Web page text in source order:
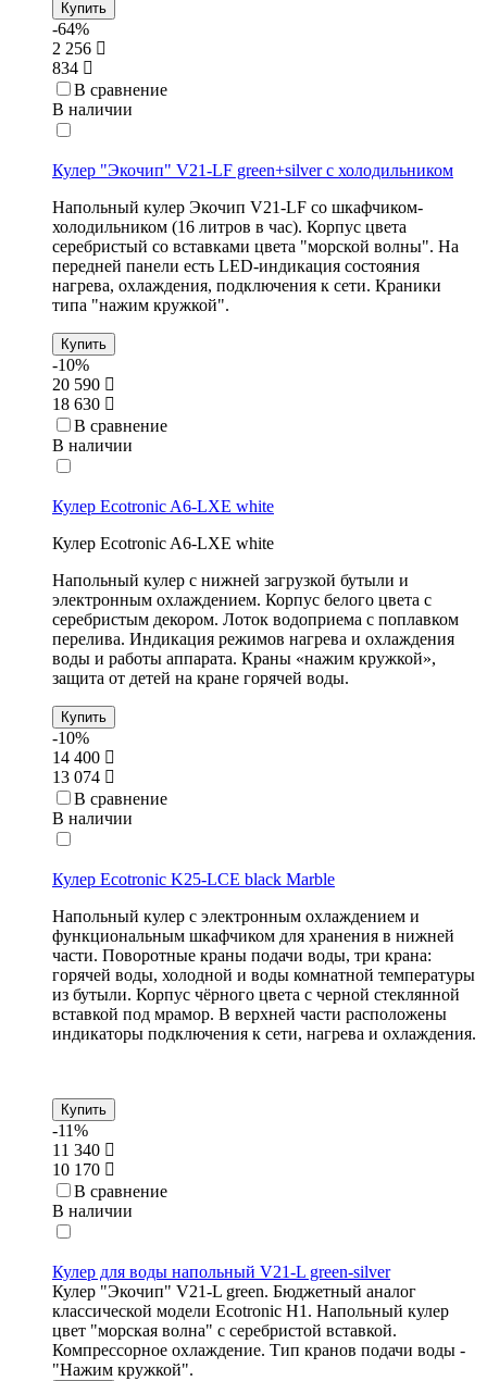
Купить
-64%
2 256
834
В сравнение
В наличии
Кулер "Экочип" V21-LF green+silver c холодильником
Напольный кулер Экочип V21-LF со шкафчиком-
холодильником (16 литров в час). Корпус цвета
серебристый со вставками цвета "морской волны". На
передней панели есть LED-индикация состояния
нагрева, охлаждения, подключения к сети. Краники
типа "нажим кружкой".
Купить
-10%
20 590
18 630
В сравнение
В наличии
Кулер Ecotronic A6-LXE white
Кулер Ecotronic A6-LXE white
Напольный кулер с нижней загрузкой бутыли и
электронным охлаждением. Корпус белого цвета с
серебристым декором. Лоток водоприема с поплавком
перелива. Индикация режимов нагрева и охлаждения
воды и работы аппарата. Краны «нажим кружкой»,
защита от детей на кране горячей воды.
Купить
-10%
14 400
13 074
В сравнение
В наличии
Кулер Ecotronic K25-LCE black Marble
Напольный кулер с электронным охлаждением и
функциональным шкафчиком для хранения в нижней
части. Поворотные краны подачи воды, три крана:
горячей воды, холодной и воды комнатной температуры
из бутыли. Корпус чёрного цвета с черной стеклянной
вставкой под мрамор. В верхней части расположены
индикаторы подключения к сети, нагрева и охлаждения.
Купить
-11%
11 340
10 170
В сравнение
В наличии
Кулер для воды напольный V21-L green-silver
Кулер "Экочип" V21-L green. Бюджетный аналог
классической модели Ecotronic Н1. Напольный кулер
цвет "морская волна" с серебристой вставкой.
Компрессорное охлаждение. Тип кранов подачи воды -
"Нажим кружкой".